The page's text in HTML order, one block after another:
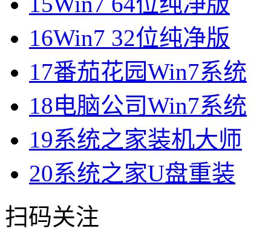
16Win7 32位纯净版
17番茄花园Win7系统
18电脑公司Win7系统
19系统之家装机大师
20系统之家U盘重装
扫码关注